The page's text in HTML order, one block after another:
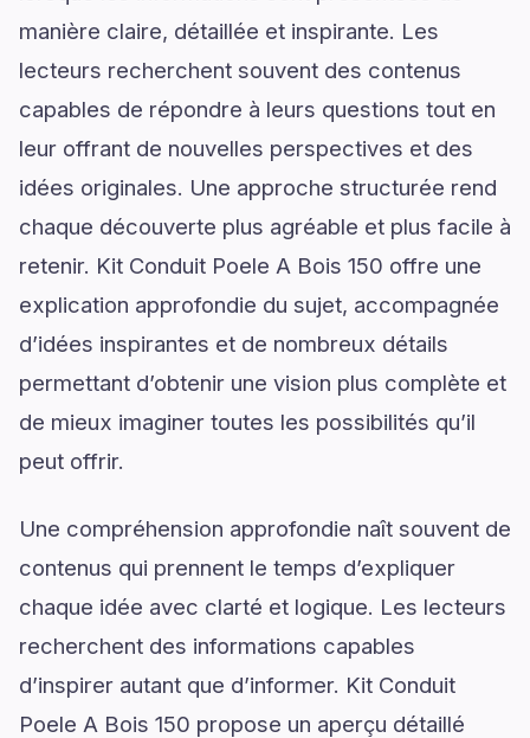
manière claire, détaillée et inspirante. Les
lecteurs recherchent souvent des contenus
capables de répondre à leurs questions tout en
leur offrant de nouvelles perspectives et des
idées originales. Une approche structurée rend
chaque découverte plus agréable et plus facile à
retenir. Kit Conduit Poele A Bois 150 offre une
explication approfondie du sujet, accompagnée
d’idées inspirantes et de nombreux détails
permettant d’obtenir une vision plus complète et
de mieux imaginer toutes les possibilités qu’il
peut offrir.
Une compréhension approfondie naît souvent de
contenus qui prennent le temps d’expliquer
chaque idée avec clarté et logique. Les lecteurs
recherchent des informations capables
d’inspirer autant que d’informer. Kit Conduit
Poele A Bois 150 propose un aperçu détaillé